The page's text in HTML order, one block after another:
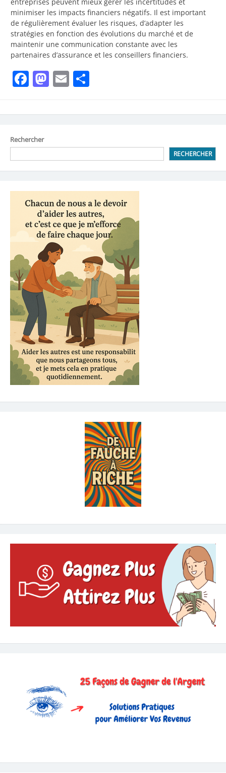
entreprises peuvent mieux gérer les incertitudes et
minimiser les impacts financiers négatifs. Il est important
de régulièrement évaluer les risques, d’adapter les
stratégies en fonction des évolutions du marché et de
maintenir une communication constante avec les
partenaires d’assurance et les conseillers financiers.
Facebook
Mastodon
Email
Rechercher
RECHERCHER